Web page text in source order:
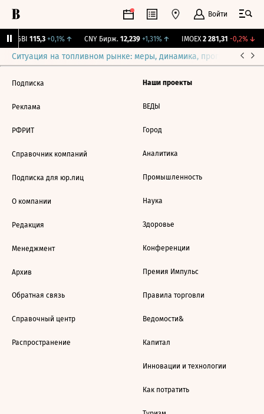
Войти
RGBI 115,3 +0,1%↑ CNY Бирж. 12,239 +1,31%↑ IMOEX 2 281,31 -0,2%↓
Ситуация на топливном рынке: меры, динамика, прогнозы
Подписка
Реклама
РФРИТ
Справочник компаний
Подписка для юр.лиц
О компании
Редакция
Менеджмент
Архив
Обратная связь
Справочный центр
Распространение
Наши проекты
ВЕДЫ
Город
Аналитика
Промышленность
Наука
Здоровье
Конференции
Премия Импульс
Правила торговли
Ведомости&
Капитал
Инновации и технологии
Как потратить